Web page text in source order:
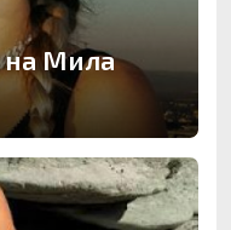
на Мила